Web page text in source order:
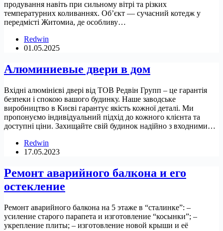
продування навіть при сильному вітрі та різких
температурних коливаннях. Об’єкт — сучасний котедж у
передмісті Житомиа, де особливу…
Redwin
01.05.2025
Алюминиевые двери в дом
Вхідні алюмінієві двері від ТОВ Редвін Групп – це гарантія
безпеки і спокою вашого будинку. Наше заводське
виробництво в Києві гарантує якість кожної деталі. Ми
пропонуємо індивідуальний підхід до кожного клієнта та
доступні ціни. Захищайте свій будинок надійно з входними…
Redwin
17.05.2023
Ремонт аварийного балкона и его
остекление
Ремонт аварийного балкона на 5 этаже в “сталинке”: –
усиление старого парапета и изготовление “косынки”; –
укрепление плиты; – изготовление новой крыши и её